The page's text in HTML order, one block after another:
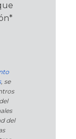
, se
del